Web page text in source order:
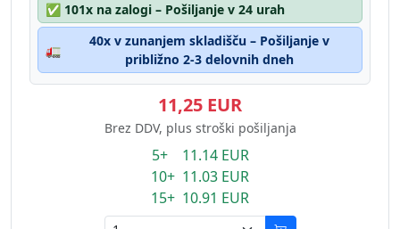
✅ 101x na zalogi – Pošiljanje v 24 urah
🚛
40x v zunanjem skladišču – Pošiljanje v
približno 2-3 delovnih dneh
11,25 EUR
Brez DDV, plus stroški pošiljanja
5+ 11.14 EUR
10+ 11.03 EUR
15+ 10.91 EUR